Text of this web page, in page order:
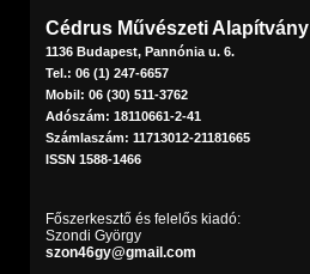
Cédrus Művészeti Alapítvány
1136 Budapest, Pannónia u. 6.
Tel.: 06 (1) 247-6657
Mobil: 06 (30) 511-3762
Adószám: 18110661-2-41
Számlaszám: 11713012-21181665
ISSN 1588-1466
Főszerkesztő és felelős kiadó:
Szondi György
szon46gy@gmail.com